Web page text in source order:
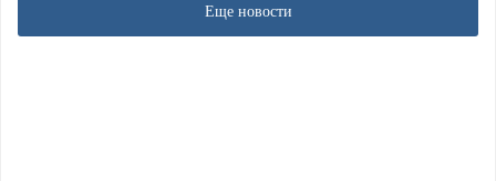
Еще новости